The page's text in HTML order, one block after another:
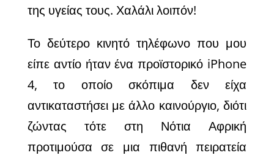
της υγείας τους. Χαλάλι λοιπόν!
Το δεύτερο κινητό τηλέφωνο που μου
είπε αντίο ήταν ένα προϊστορικό iPhone
4, το οποίο σκόπιμα δεν είχα
αντικαταστήσει με άλλο καινούργιο, διότι
ζώντας τότε στη Νότια Αφρική
προτιμούσα σε μια πιθανή πειρατεία